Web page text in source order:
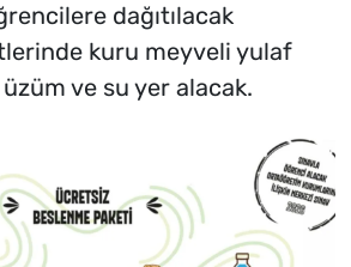
dağıtılacak
kuru meyveli yulaf
ve su yer alacak.